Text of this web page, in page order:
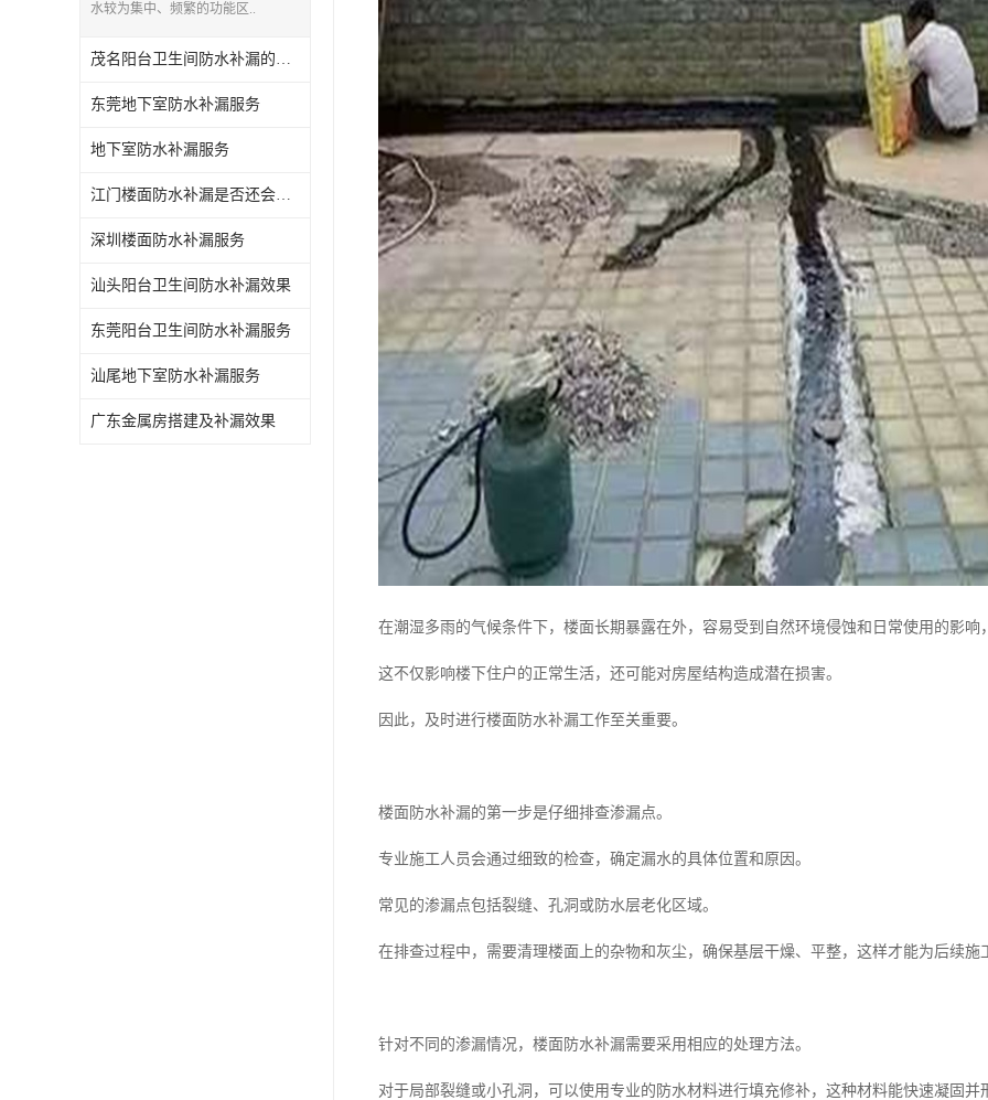
水较为集中、频繁的功能区..
茂名阳台卫生间防水补漏的优点和缺点
东莞地下室防水补漏服务
地下室防水补漏服务
江门楼面防水补漏是否还会漏水
深圳楼面防水补漏服务
汕头阳台卫生间防水补漏效果
东莞阳台卫生间防水补漏服务
汕尾地下室防水补漏服务
广东金属房搭建及补漏效果
在潮湿多雨的气候条件下，楼面长期暴露在外，容易受到自然环境侵蚀和日常使用的影
这不仅影响楼下住户的正常生活，还可能对房屋结构造成潜在损害。
因此，及时进行楼面防水补漏工作至关重要。
楼面防水补漏的第一步是仔细排查渗漏点。
专业施工人员会通过细致的检查，确定漏水的具体位置和原因。
常见的渗漏点包括裂缝、孔洞或防水层老化区域。
在排查过程中，需要清理楼面上的杂物和灰尘，确保基层干燥、平整，这样才能为后续施
针对不同的渗漏情况，楼面防水补漏需要采用相应的处理方法。
对于局部裂缝或小孔洞，可以使用专业的防水材料进行填充修补，这种材料能快速凝固并